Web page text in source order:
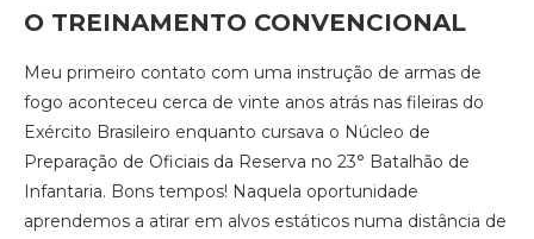
O TREINAMENTO CONVENCIONAL
Meu primeiro contato com uma instrução de armas de
fogo aconteceu cerca de vinte anos atrás nas fileiras do
Exército Brasileiro enquanto cursava o Núcleo de
Preparação de Oficiais da Reserva no 23° Batalhão de
Infantaria. Bons tempos! Naquela oportunidade
aprendemos a atirar em alvos estáticos numa distância de